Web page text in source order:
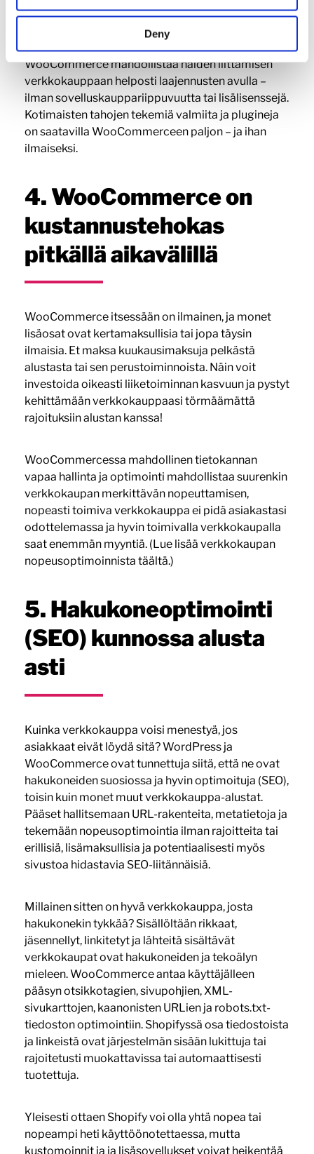
Deny
Posti, Matkahuolto, DB Schenker, Budbee,
PostNord, Instabox… Pohjoismaisia asiakkaita
odottavat tutut toimitustavat kassalla.
WooCommerce mahdollistaa näiden liittämisen
verkkokauppaan helposti laajennusten avulla –
ilman sovelluskauppariippuvuutta tai lisälisenssejä.
Kotimaisten tahojen tekemiä valmiita ja plugineja
on saatavilla WooCommerceen paljon – ja ihan
ilmaiseksi.
4. WooCommerce on
kustannustehokas
pitkällä aikavälillä
WooCommerce itsessään on ilmainen, ja monet
lisäosat ovat kertamaksullisia tai jopa täysin
ilmaisia. Et maksa kuukausimaksuja pelkästä
alustasta tai sen perustoiminnoista. Näin voit
investoida oikeasti liiketoiminnan kasvuun ja pystyt
kehittämään verkkokauppaasi törmäämättä
rajoituksiin alustan kanssa!
WooCommercessa mahdollinen tietokannan
vapaa hallinta ja optimointi mahdollistaa suurenkin
verkkokaupan merkittävän nopeuttamisen,
nopeasti toimiva verkkokauppa ei pidä asiakastasi
odottelemassa ja hyvin toimivalla verkkokaupalla
saat enemmän myyntiä. (Lue lisää verkkokaupan
nopeusoptimoinnista täältä.)
5. Hakukoneoptimointi
(SEO) kunnossa alusta
asti
Kuinka verkkokauppa voisi menestyä, jos
asiakkaat eivät löydä sitä? WordPress ja
WooCommerce ovat tunnettuja siitä, että ne ovat
hakukoneiden suosiossa ja hyvin optimoituja (SEO),
toisin kuin monet muut verkkokauppa-alustat.
Pääset hallitsemaan URL-rakenteita, metatietoja ja
tekemään nopeusoptimointia ilman rajoitteita tai
erillisiä, lisämaksullisia ja potentiaalisesti myös
sivustoa hidastavia SEO-liitännäisiä.
Millainen sitten on hyvä verkkokauppa, josta
hakukonekin tykkää? Sisällöltään rikkaat,
jäsennellyt, linkitetyt ja lähteitä sisältävät
verkkokaupat ovat hakukoneiden ja tekoälyn
mieleen. WooCommerce antaa käyttäjälleen
pääsyn otsikkotagien, sivupohjien, XML-
sivukarttojen, kaanonisten URLien ja robots.txt-
tiedoston optimointiin. Shopifyssä osa tiedostoista
ja linkeistä ovat järjestelmän sisään lukittuja tai
rajoitetusti muokattavissa tai automaattisesti
tuotettuja.
Yleisesti ottaen Shopify voi olla yhtä nopea tai
nopeampi heti käyttöönotettaessa, mutta
kustomoinnit ja ja lisäsovellukset voivat heikentää